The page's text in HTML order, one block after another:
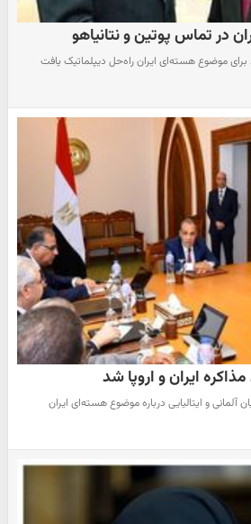
در تماس پوتین و نتانیاهو
برای موضوع هسته‌ای ایران راه‌حل دیپلماتیک یافت
ایران و اروپا شد
آلمانی و ایتالیایی درباره موضوع هسته‌ای ایران